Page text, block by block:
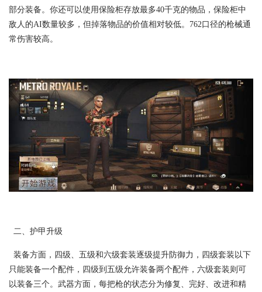
部分装备。你还可以使用保险柜存放最多40千克的物品，保险柜中
敌人的AI数量较多，但掉落物品的价值相对较低。762口径的枪械通
常伤害较高。
二、护甲升级
装备方面，四级、五级和六级套装逐级提升防御力，四级套装以下
只能装备一个配件，四级到五级允许装备两个配件，六级套装则可
以装备三个。武器方面，每把枪的状态分为修复、完好、改进和精